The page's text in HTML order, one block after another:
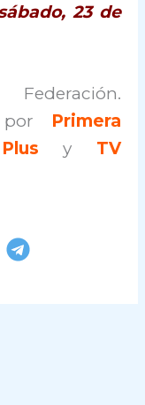
23 de
por Primera
y TV